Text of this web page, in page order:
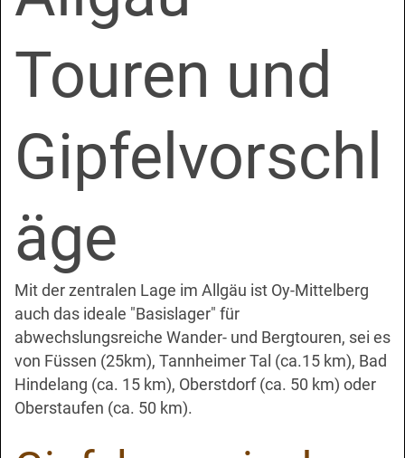
Touren und
Gipfelvorschl
äge
Mit der zentralen Lage im Allgäu ist Oy-Mittelberg
auch das ideale "Basislager" für
abwechslungsreiche Wander- und Bergtouren, sei es
von Füssen (25km), Tannheimer Tal (ca.15 km), Bad
Hindelang (ca. 15 km), Oberstdorf (ca. 50 km) oder
Oberstaufen (ca. 50 km).